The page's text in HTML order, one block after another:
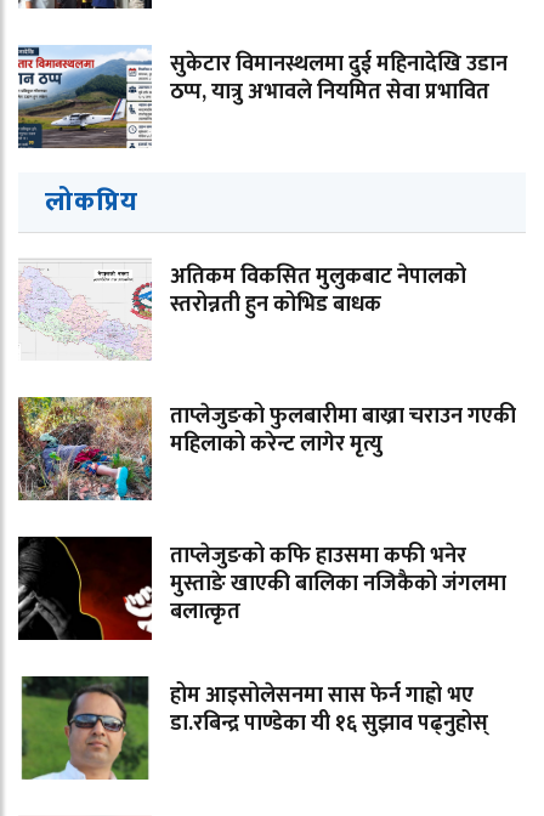
सुकेटार विमानस्थलमा दुई महिनादेखि उडान
ठप्प, यात्रु अभावले नियमित सेवा प्रभावित
लोकप्रिय
अतिकम विकसित मुलुकबाट नेपालको
स्तरोन्नती हुन कोभिड बाधक
ताप्लेजुङको फुलबारीमा बाख्रा चराउन गएकी
महिलाको करेन्ट लागेर मृत्यु
ताप्लेजुङको कफि हाउसमा कफी भनेर
मुस्ताङे खाएकी बालिका नजिकैको जंगलमा
बलात्कृत
होम आइसोलेसनमा सास फेर्न गाह्रो भए
डा.रबिन्द्र पाण्डेका यी १६ सुझाव पढ्नुहोस्